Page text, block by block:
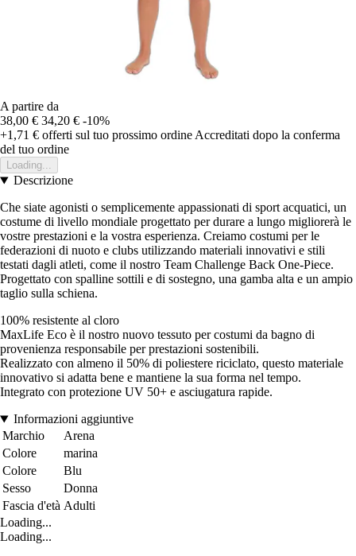
A partire da
38,00 € 34,20 € -10%
+1,71 € offerti sul tuo prossimo ordine Accreditati dopo la conferma
del tuo ordine
Loading...
Descrizione
Che siate agonisti o semplicemente appassionati di sport acquatici, un
costume di livello mondiale progettato per durare a lungo migliorerà le
vostre prestazioni e la vostra esperienza. Creiamo costumi per le
federazioni di nuoto e clubs utilizzando materiali innovativi e stili
testati dagli atleti, come il nostro Team Challenge Back One-Piece.
Progettato con spalline sottili e di sostegno, una gamba alta e un ampio
taglio sulla schiena.
100% resistente al cloro
MaxLife Eco è il nostro nuovo tessuto per costumi da bagno di
provenienza responsabile per prestazioni sostenibili.
Realizzato con almeno il 50% di poliestere riciclato, questo materiale
innovativo si adatta bene e mantiene la sua forma nel tempo.
Integrato con protezione UV 50+ e asciugatura rapide.
Informazioni aggiuntive
Marchio
Arena
Colore
marina
Colore
Blu
Sesso
Donna
Fascia d'età Adulti
Loading...
Loading...